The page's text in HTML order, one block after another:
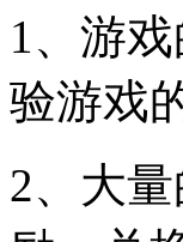
1、游
验游戏
2、大